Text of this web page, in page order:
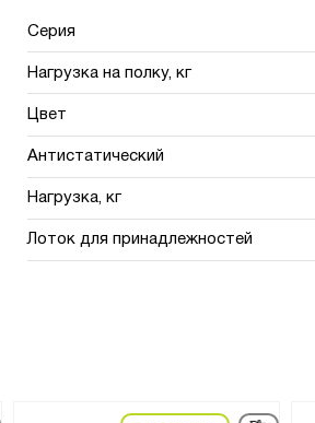
Серия
Нагрузка на полку, кг
Цвет
Антистатический
Нагрузка, кг
Лоток для принадлежностей